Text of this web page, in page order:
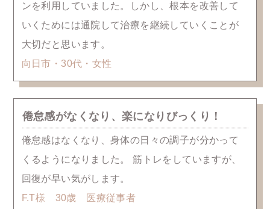
ンを利用していました。しかし、根本を改善して
いくためには通院して治療を継続していくことが
大切だと思います。
向日市・30代・女性
倦怠感がなくなり、楽になりびっくり！
倦怠感はなくなり、身体の日々の調子が分かって
くるようになりました。 筋トレをしていますが、
回復が早い気がします。
F.T様 30歳 医療従事者